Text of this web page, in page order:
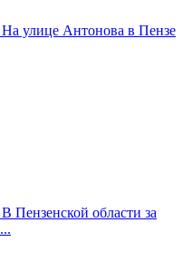
На улице Антонова в Пензе
В Пензенской области за